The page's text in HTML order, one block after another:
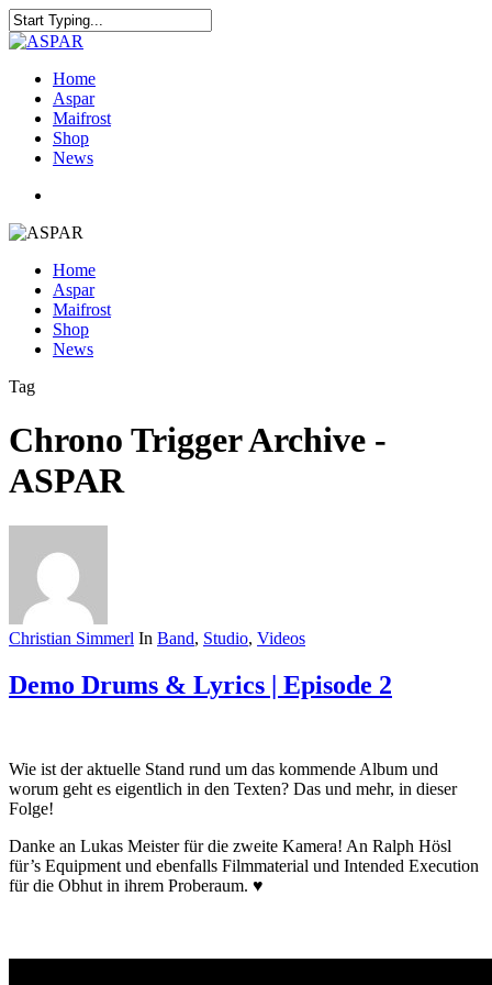
Home
Aspar
Maifrost
Shop
News
Home
Aspar
Maifrost
Shop
News
Tag
Chrono Trigger Archive -
ASPAR
Christian Simmerl In Band, Studio, Videos
Demo Drums & Lyrics | Episode 2
Wie ist der aktuelle Stand rund um das kommende Album und
worum geht es eigentlich in den Texten? Das und mehr, in dieser
Folge!
Danke an Lukas Meister für die zweite Kamera! An Ralph Hösl
für’s Equipment und ebenfalls Filmmaterial und Intended Execution
für die Obhut in ihrem Proberaum. ♥